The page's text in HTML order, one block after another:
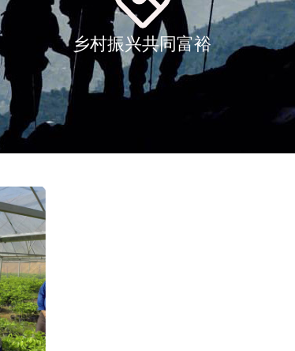
乡村振兴共同富裕